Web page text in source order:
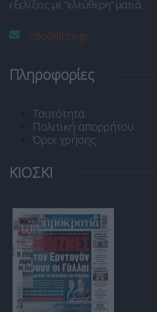
εξελίξεις με “ελεύθερη” ματιά.
info@libre.gr
Πληροφορίες
Ταυτότητα
Πολιτική απορρήτου
Όροι χρήσης
ΚΙΟΣΚΙ